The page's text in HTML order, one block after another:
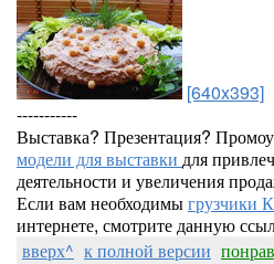
[640x393]
-----------
Выставка? Презентация?
модели для выставки для
деятельности и увеличения
Если вам необходимыгрузчики
интернете, смотрите данную
вверх^ к полной версии